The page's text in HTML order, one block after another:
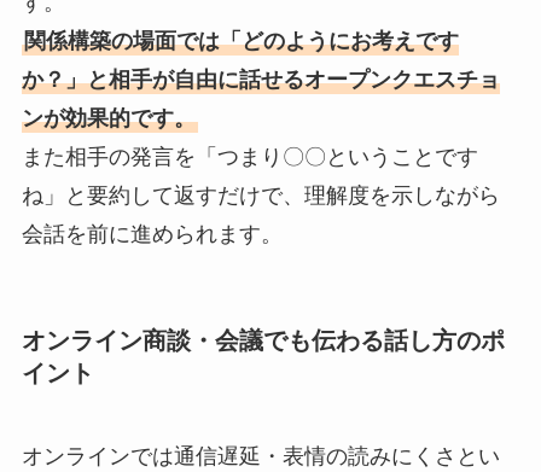
関係構築の場面では「どのようにお考えです
か？」と相手が自由に話せるオープンクエスチョ
ンが効果的です。
また相手の発言を「つまり〇〇ということです
ね」と要約して返すだけで、理解度を示しながら
会話を前に進められます。
オンライン商談・会議でも伝わる話し方のポ
イント
オンラインでは通信遅延・表情の読みにくさとい